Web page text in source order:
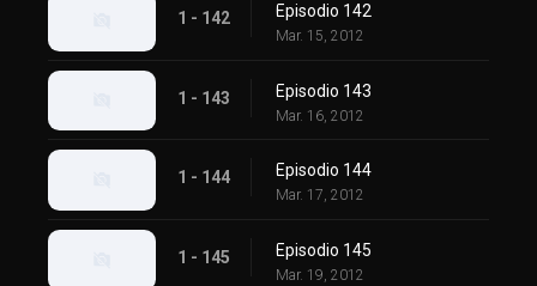
1 - 142 Episodio 142
Mar. 15, 2012
1 - 143 Episodio 143
Mar. 16, 2012
1 - 144 Episodio 144
Mar. 17, 2012
1 - 145 Episodio 145
Mar. 19, 2012